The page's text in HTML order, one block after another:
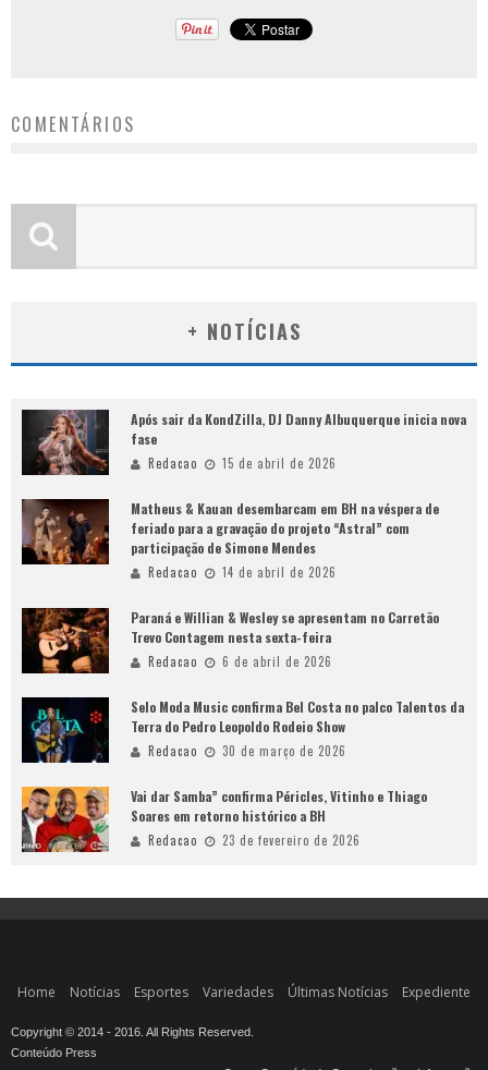
COMENTÁRIOS
+ NOTÍCIAS
Após sair da KondZilla, DJ Danny Albuquerque inicia nova
fase
Redacao 15 de abril de 2026
Matheus & Kauan desembarcam em BH na véspera de
feriado para a gravação do projeto “Astral” com
participação de Simone Mendes
Redacao 14 de abril de 2026
Paraná e Willian & Wesley se apresentam no Carretão
Trevo Contagem nesta sexta-feira
Redacao 6 de abril de 2026
Selo Moda Music confirma Bel Costa no palco Talentos da
Terra do Pedro Leopoldo Rodeio Show
Redacao 30 de março de 2026
Vai dar Samba” confirma Péricles, Vitinho e Thiago
Soares em retorno histórico a BH
Redacao 23 de fevereiro de 2026
Home Notícias Esportes Variedades Últimas Notícias Expediente
Copyright © 2014 - 2016. All Rights Reserved.
Conteúdo Press